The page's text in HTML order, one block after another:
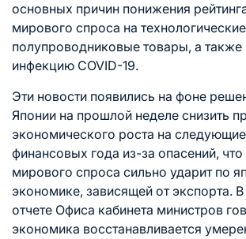
основных причин понижения
мирового спроса на
полупроводниковые товары, а
инфекцию COVID-19.
Эти новости появились на фоне
Японии на прошлой неделе снизить
экономического роста на
финансовых года из-за опасений,
мирового спроса сильно ударит по
экономике, зависящей от экспорта.
отчете Офиса кабинета министров
экономика восстанавливается